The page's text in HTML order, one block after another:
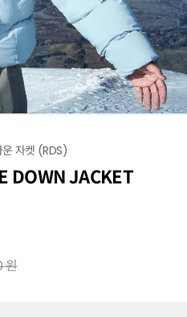
자켓 (RDS)
DOWN JACKET
원